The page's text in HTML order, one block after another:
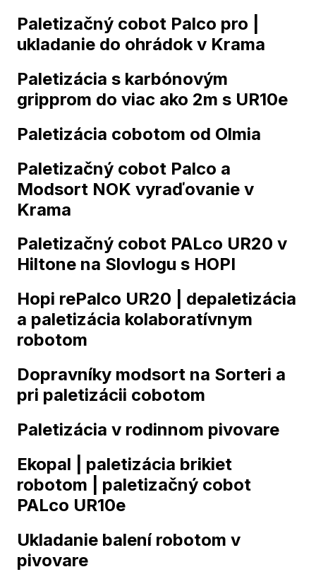
Paletizačný cobot Palco pro |
ukladanie do ohrádok v Krama
Paletizácia s karbónovým
gripprom do viac ako 2m s UR10e
Paletizácia cobotom od Olmia
Paletizačný cobot Palco a
Modsort NOK vyraďovanie v
Krama
Paletizačný cobot PALco UR20 v
Hiltone na Slovlogu s HOPI
Hopi rePalco UR20 | depaletizácia
a paletizácia kolaboratívnym
robotom
Dopravníky modsort na Sorteri a
pri paletizácii cobotom
Paletizácia v rodinnom pivovare
Ekopal | paletizácia brikiet
robotom | paletizačný cobot
PALco UR10e
Ukladanie balení robotom v
pivovare